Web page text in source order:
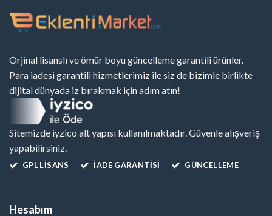
Orjinal lisanslı ve ömür boyu güncelleme garantili ürünler.
Para iadesi garantili hizmetlerimiz ile siz de bizimle birlikte
dijital dünyada iz bırakmak için adım atın!
Sitemizde iyzico alt yapısı kullanılmaktadır. Güvenle alışveriş
yapabilirsiniz.
GPL LISANS İADE GARANTİSİ GÜNCELLEME
Hesabım